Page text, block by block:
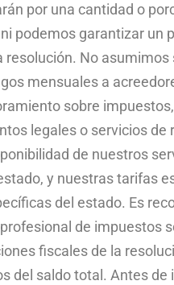
por una cantidad o
podemos garantizar un
resolución. No asumimos
mensuales a
sobre
legales o servicios de
de nuestros
y nuestras tarifas
del estado. Es
de impuestos
fiscales de la
del saldo total. Antes de